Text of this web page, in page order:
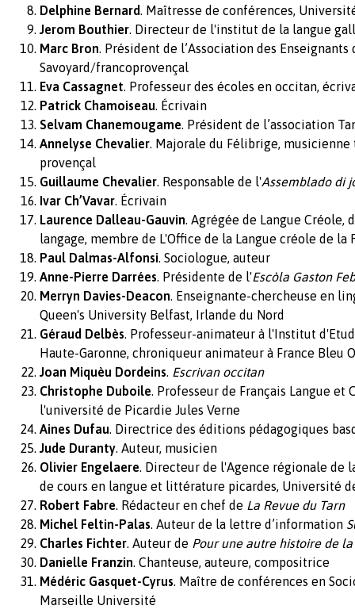
Delphine Bernard. Maîtresse de conférences,
Jerom Bouthier. Directeur de l'institut de la langue
Marc Bron. Président de l’Association des Enseignants
Savoyard/francoprovençal
Eva Cassagnet. Professeur des écoles en occitan,
Patrick Chamoiseau. Écrivain
Selvam Chanemougame. Président de l’association
Annelyse Chevalier. Majorale du Félibrige, musicienne
provençal
Guillaume Chevalier. Responsable de l'Assemblado di
Ivar Ch’Vavar. Écrivain
Laurence Dalleau-Gauvin. Agrégée de Langue Créole,
langage, membre de L'Office de la Langue créole de la
Paul Dalmas-Alfonsi. Sociologue, auteur
Anne-Pierre Darrées. Présidente de l'Escòla Gaston
Merryn Davies-Deacon. Enseignante-chercheuse en
Queen's University Belfast, Irlande du Nord
Géraud Delbès. Professeur-animateur à l'Institut
Haute-Garonne, chroniqueur animateur à France Bleu
Joan Miquèu Dordeins. Escrivan occitan
Christophe Duboile. Professeur de Français Langue et
l'université de Picardie Jules Verne
Aines Dufau. Directrice des éditions pédagogiques
Jude Duranty. Auteur, musicien
Olivier Engelaere. Directeur de l'Agence régionale de
de cours en langue et littérature picardes, Université
Robert Fabre. Rédacteur en chef de La Revue du Tarn
Michel Feltin-Palas. Auteur de la lettre d’information
Charles Fichter. Auteur de Pour une autre histoire de
Danielle Franzin. Chanteuse, auteure, compositrice
Médéric Gasquet-Cyrus. Maître de conférences en
Marseille Université